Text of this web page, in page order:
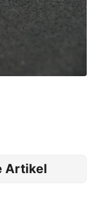
Artikel